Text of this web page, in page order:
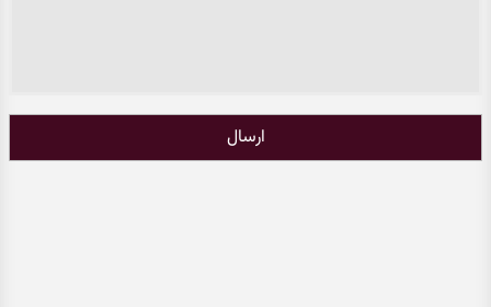
ارسال